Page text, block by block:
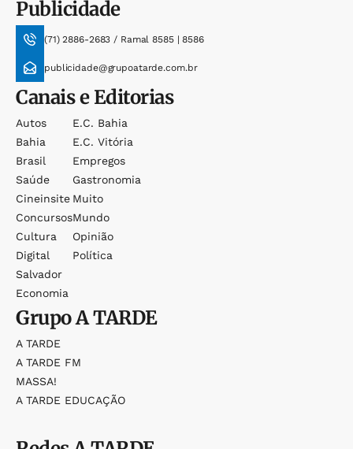
Publicidade
(71) 2886-2683 / Ramal 8585 | 8586
publicidade@grupoatarde.com.br
Canais e Editorias
Autos
Bahia
Brasil
Saúde
Cineinsite
Concursos
Cultura
Digital
Salvador
Economia
E.c. Bahia
E.c. Vitória
Empregos
Gastronomia
Muito
Mundo
Opinião
Política
GrupoA TARDE
A TARDE
A TARDE FM
MASSA!
A TARDE EDUCAÇÃO